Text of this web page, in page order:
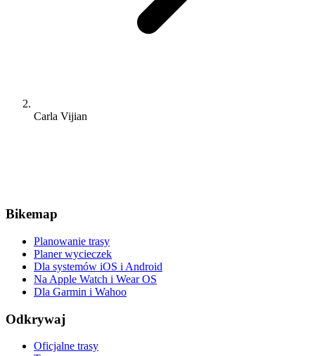
Carla Vijian
Bikemap
Planowanie trasy
Planer wycieczek
Dla systemów iOS i Android
Na Apple Watch i Wear OS
Dla Garmin i Wahoo
Odkrywaj
Oficjalne trasy